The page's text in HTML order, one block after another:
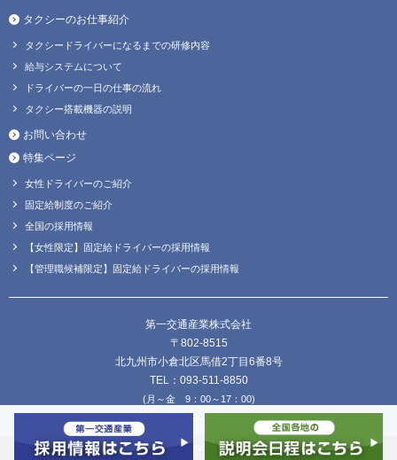
タクシーのお仕事紹介
タクシードライバーになるまでの研修内容
給与システムについて
ドライバーの一日の仕事の流れ
タクシー搭載機器の説明
お問い合わせ
特集ページ
女性ドライバーのご紹介
固定給制度のご紹介
全国の採用情報
【女性限定】固定給ドライバーの採用情報
【管理職候補限定】固定給ドライバーの採用情報
第一交通産業株式会社
〒802-8515
北九州市小倉北区馬借2丁目6番8号
TEL：093-511-8850
(月～金 9：00～17：00)
FAX：093-511-8838
Copyright © DAIICHI KOUTSU SANGYO Co.,Ltd. all Rights Reserved.